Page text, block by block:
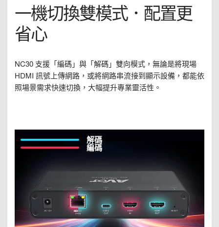
解碼
編碼
一機切換雙模式．配置更
省心
NC30 支援「編碼」與「解碼」雙向模式，無論是將現場
HDMI 訊號上傳網路，或將網路串流接到顯示設備，都能依
照場景需求快速切換，大幅提升專業靈活性。